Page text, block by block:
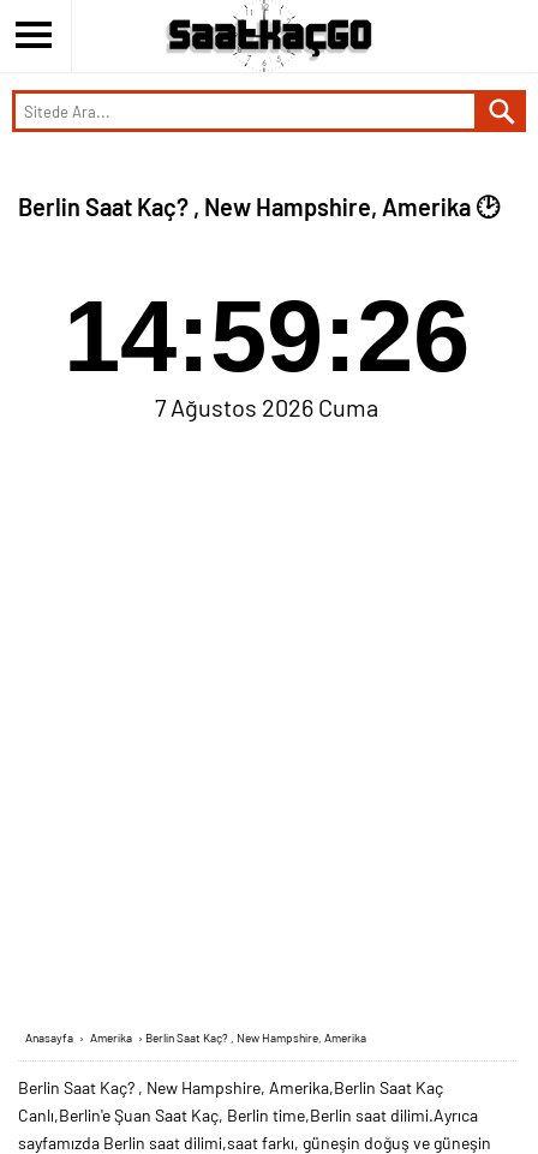
Berlin Saat Kaç? , New Hampshire, Amerika 🕑
14:59:26
7 Ağustos 2026 Cuma
Anasayfa › Amerika › Berlin Saat Kaç? , New Hampshire, Amerika
Berlin Saat Kaç? , New Hampshire, Amerika,Berlin Saat Kaç
Canlı,Berlin'e Şuan Saat Kaç, Berlin time,Berlin saat dilimi.Ayrıca
sayfamızda Berlin saat dilimi,saat farkı, güneşin doğuş ve güneşin